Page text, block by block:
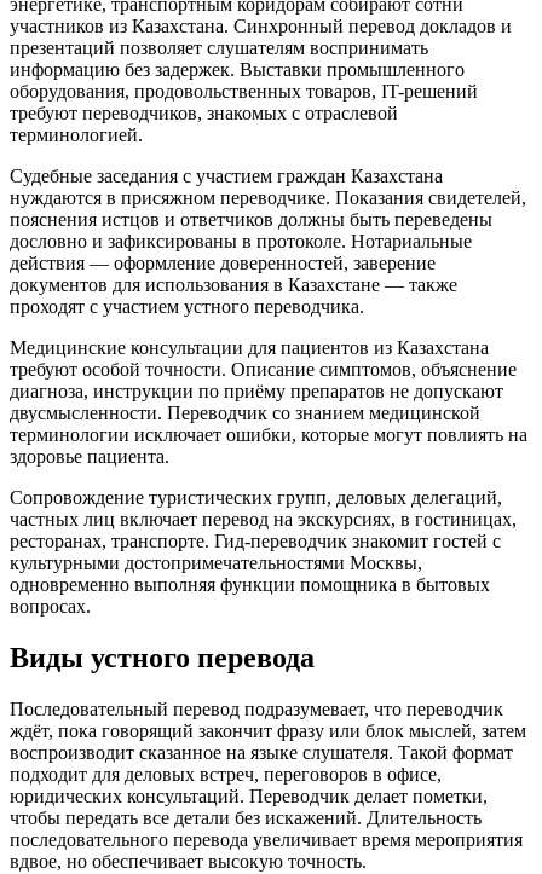
энергетике, транспортным коридорам собирают сотни
участников из Казахстана. Синхронный перевод докладов и
презентаций позволяет слушателям воспринимать
информацию без задержек. Выставки промышленного
оборудования, продовольственных товаров, IT-решений
требуют переводчиков, знакомых с отраслевой
терминологией.
Судебные заседания с участием граждан Казахстана
нуждаются в присяжном переводчике. Показания свидетелей,
пояснения истцов и ответчиков должны быть переведены
дословно и зафиксированы в протоколе. Нотариальные
действия — оформление доверенностей, заверение
документов для использования в Казахстане — также
проходят с участием устного переводчика.
Медицинские консультации для пациентов из Казахстана
требуют особой точности. Описание симптомов, объяснение
диагноза, инструкции по приёму препаратов не допускают
двусмысленности. Переводчик со знанием медицинской
терминологии исключает ошибки, которые могут повлиять на
здоровье пациента.
Сопровождение туристических групп, деловых делегаций,
частных лиц включает перевод на экскурсиях, в гостиницах,
ресторанах, транспорте. Гид-переводчик знакомит гостей с
культурными достопримечательностями Москвы,
одновременно выполняя функции помощника в бытовых
вопросах.
Виды устного перевода
Последовательный перевод подразумевает, что переводчик
ждёт, пока говорящий закончит фразу или блок мыслей, затем
воспроизводит сказанное на языке слушателя. Такой формат
подходит для деловых встреч, переговоров в офисе,
юридических консультаций. Переводчик делает пометки,
чтобы передать все детали без искажений. Длительность
последовательного перевода увеличивает время мероприятия
вдвое, но обеспечивает высокую точность.